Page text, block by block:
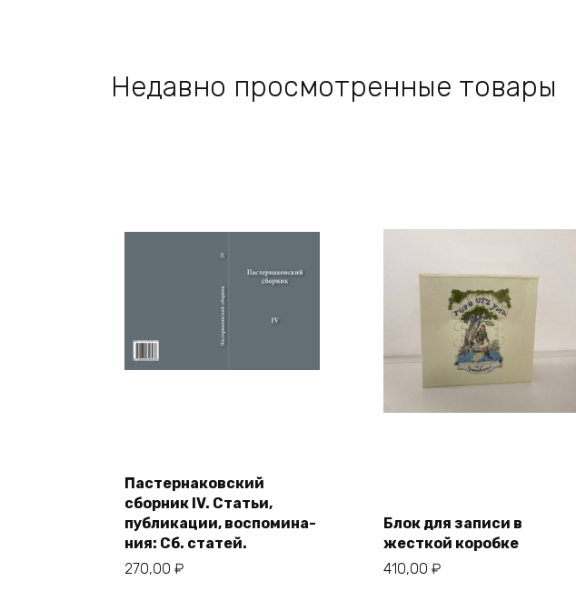
Недавно просмотренные товары
Пастернаковский
сборник IV. Статьи,
публикации, воспомина-
ния: Сб. статей.
270,00 ₽
Блок для записи в
жесткой коробке
410,00 ₽